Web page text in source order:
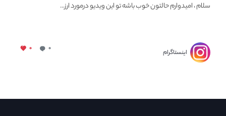
سلام ، امیدوارم حالتون خوب باشه تو این ویدیو درمورد ارز...
اینستاگرام ۰ ۰